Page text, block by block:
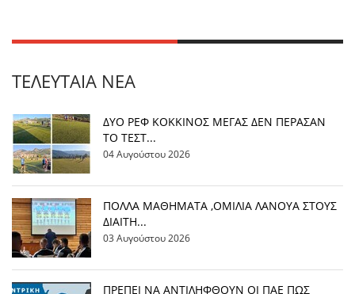
ΤΕΛΕΥΤΑΊΑ ΝΈΑ
ΔΥΟ ΡΕΦ ΚΟΚΚΙΝΟΣ ΜΕΓΑΣ ΔΕΝ ΠΕΡΑΣΑΝ
ΤΟ ΤΕΣΤ...
04 Αυγούστου 2026
ΠΟΛΛΑ ΜΑΘΗΜΑΤΑ ,ΟΜΙΛΙΑ ΛΑΝΟΥΑ ΣΤΟΥΣ
ΔΙΑΙΤΗ...
03 Αυγούστου 2026
ΠΡΕΠΕΙ ΝΑ ΑΝΤΙΛΗΦΘΟΥΝ ΟΙ ΠΑΕ ΠΩΣ